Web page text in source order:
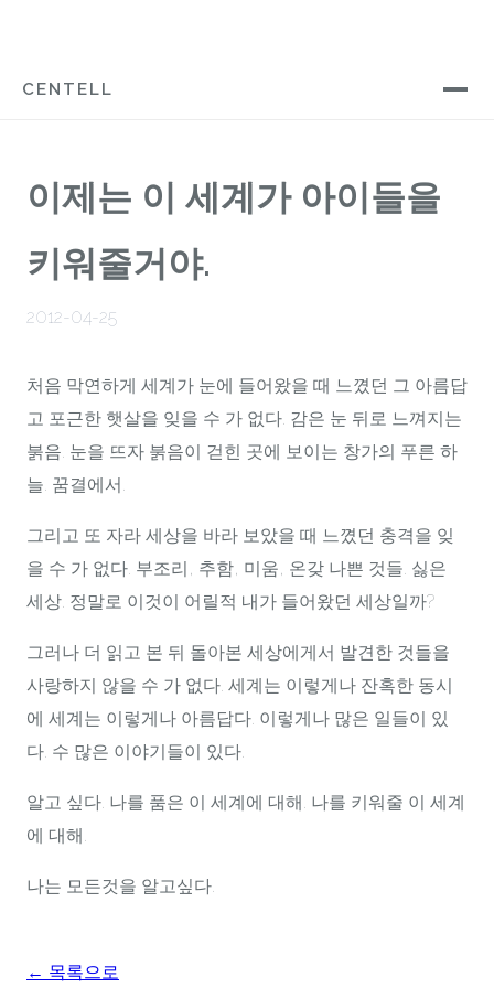
CENTELL
이제는 이 세계가 아이들을
키워줄거야.
2012-04-25
처음 막연하게 세계가 눈에 들어왔을 때 느꼈던 그 아름답
고 포근한 햇살을 잊을 수 가 없다. 감은 눈 뒤로 느껴지는
붉음. 눈을 뜨자 붉음이 걷힌 곳에 보이는 창가의 푸른 하
늘. 꿈결에서.
그리고 또 자라 세상을 바라 보았을 때 느꼈던 충격을 잊
을 수 가 없다. 부조리, 추함, 미움, 온갖 나쁜 것들. 싫은
세상. 정말로 이것이 어릴적 내가 들어왔던 세상일까?
그러나 더 읽고 본 뒤 돌아본 세상에게서 발견한 것들을
사랑하지 않을 수 가 없다. 세계는 이렇게나 잔혹한 동시
에 세계는 이렇게나 아름답다. 이렇게나 많은 일들이 있
다. 수 많은 이야기들이 있다.
알고 싶다. 나를 품은 이 세계에 대해. 나를 키워줄 이 세계
에 대해.
나는 모든것을 알고싶다.
← 목록으로